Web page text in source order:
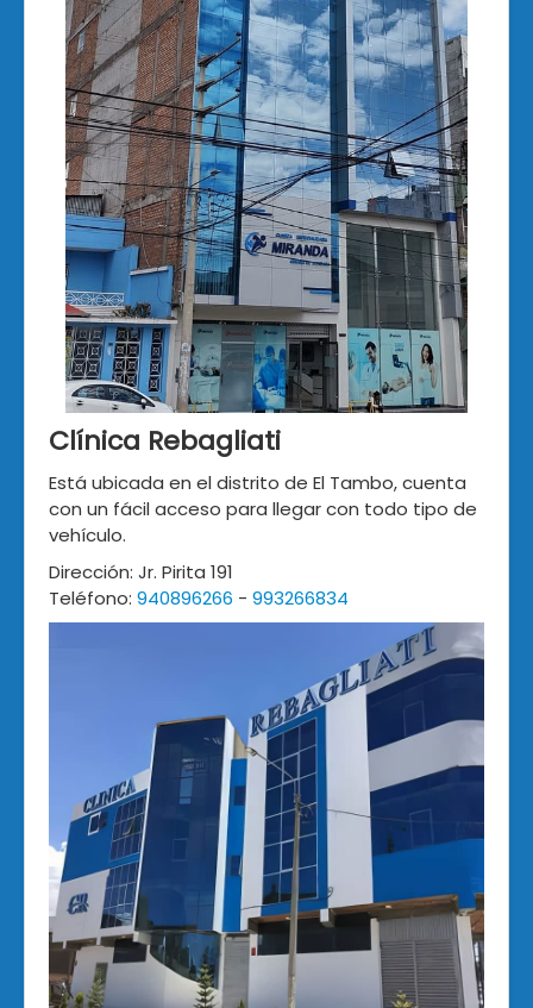
Clínica Rebagliati
Está ubicada en el distrito de El Tambo, cuenta
con un fácil acceso para llegar con todo tipo de
vehículo.
Dirección: Jr. Pirita 191
Teléfono: 940896266 - 993266834